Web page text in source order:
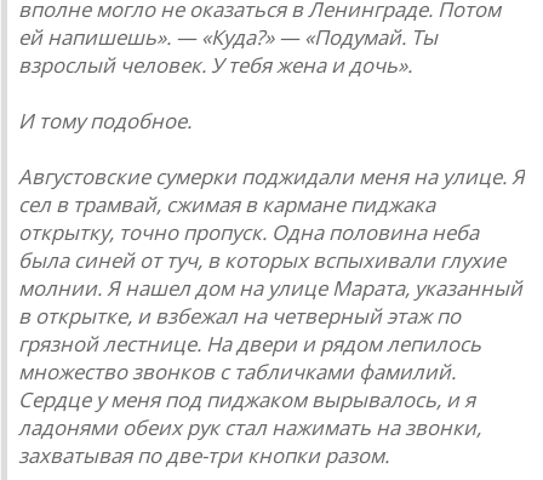
вполне могло не оказаться в Ленинграде. Потом
ей напишешь». — «Куда?» — «Подумай. Ты
взрослый человек. У тебя жена и дочь».
И тому подобное.
Августовские сумерки поджидали меня на улице. Я
сел в трамвай, сжимая в кармане пиджака
открытку, точно пропуск. Одна половина неба
была синей от туч, в которых вспыхивали глухие
молнии. Я нашел дом на улице Марата, указанный
в открытке, и взбежал на четверный этаж по
грязной лестнице. На двери и рядом лепилось
множество звонков с табличками фамилий.
Сердце у меня под пиджаком вырывалось, и я
ладонями обеих рук стал нажимать на звонки,
захватывая по две-три кнопки разом.